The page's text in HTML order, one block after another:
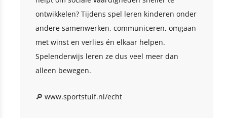
ontwikkelen? Tijdens spel leren kinderen onder
andere samenwerken, communiceren, omgaan
met winst en verlies én elkaar helpen.
Spelenderwijs leren ze dus veel meer dan
alleen bewegen.
🔎 www.sportstuif.nl/echt